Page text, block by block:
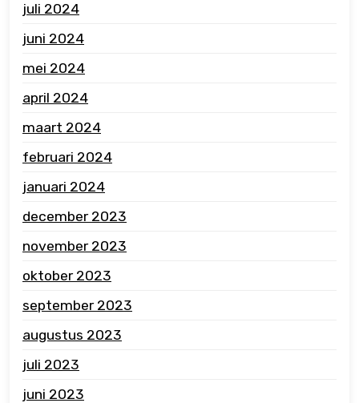
juli 2024
juni 2024
mei 2024
april 2024
maart 2024
februari 2024
januari 2024
december 2023
november 2023
oktober 2023
september 2023
augustus 2023
juli 2023
juni 2023